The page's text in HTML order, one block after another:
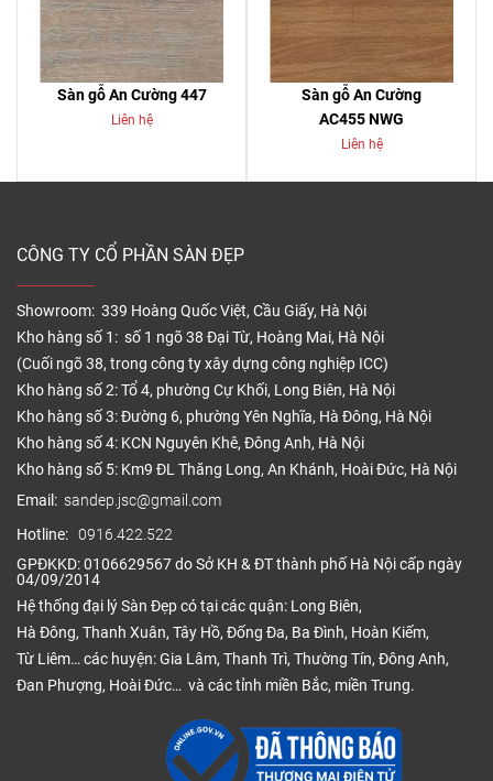
Sàn gỗ An Cường 447
Liên hệ
Sàn gỗ An Cường
AC455 NWG
Liên hệ
CÔNG TY CỔ PHẦN SÀN ĐẸP
Showroom: 339 Hoàng Quốc Việt, Cầu Giấy, Hà Nội
Kho hàng số 1: số 1 ngõ 38 Đại Từ, Hoàng Mai, Hà Nội
(Cuối ngõ 38, trong công ty xây dựng công nghiệp ICC)
Kho hàng số 2: Tổ 4, phường Cự Khối, Long Biên, Hà Nội
Kho hàng số 3: Đường 6, phường Yên Nghĩa, Hà Đông, Hà Nội
Kho hàng số 4: KCN Nguyên Khê, Đông Anh, Hà Nội
Kho hàng số 5: Km9 ĐL Thăng Long, An Khánh, Hoài Đức, Hà Nội
Email: sandep.jsc@gmail.com
Hotline: 0916.422.522
GPĐKKD: 0106629567 do Sở KH & ĐT thành phố Hà Nội cấp ngày
04/09/2014
Hệ thống đại lý Sàn Đẹp có tại các quận: Long Biên,
Hà Đông, Thanh Xuân, Tây Hồ, Đống Đa, Ba Đình, Hoàn Kiếm,
Từ Liêm… các huyện: Gia Lâm, Thanh Trì, Thường Tín, Đông Anh,
Đan Phượng, Hoài Đức… và các tỉnh miền Bắc, miền Trung.